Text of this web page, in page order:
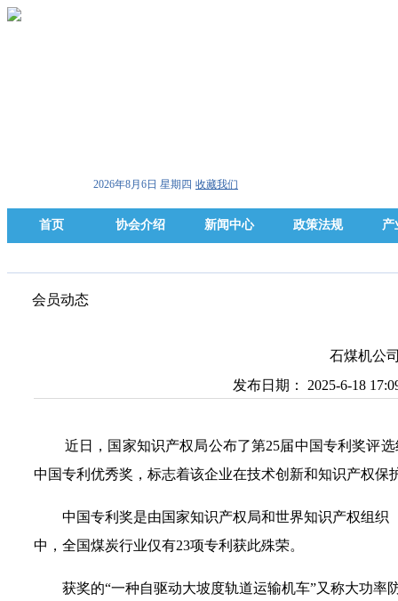
2026年8月6日 星期四 收藏我们
首页 协会介绍 新闻中心 政策法规 产
会员动态
石煤机公
发布日期： 2025-6-18
近日，国家知识产权局公布了第25届中国专利奖评
中国专利优秀奖，标志着该企业在技术创新和知识产权保
中国专利奖是由国家知识产权局和世界知识产权组
中，全国煤炭行业仅有23项专利获此殊荣。
获奖的“一种自驱动大坡度轨道运输机车”又称大功